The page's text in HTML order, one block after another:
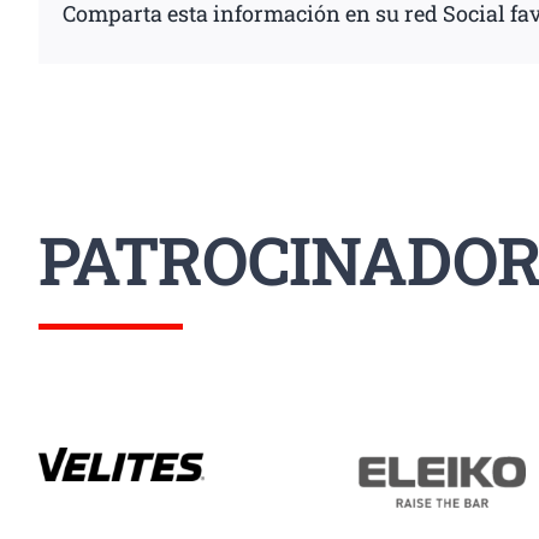
Comparta esta información en su red Social